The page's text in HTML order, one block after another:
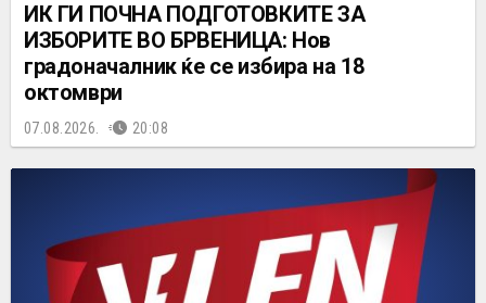
ИК ГИ ПОЧНА ПОДГОТОВКИТЕ ЗА
ИЗБОРИТЕ ВО БРВЕНИЦА: Нов
градоначалник ќе се избира на 18
октомври
07.08.2026. 20:08